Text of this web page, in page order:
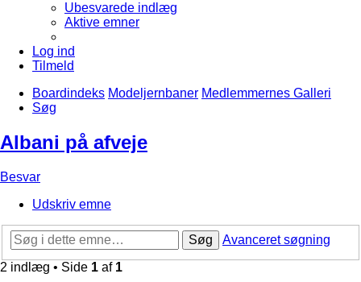
Ubesvarede indlæg
Aktive emner
Log ind
Tilmeld
Boardindeks Modeljernbaner Medlemmernes Galleri
Søg
Albani på afveje
Besvar
Udskriv emne
Søg
Avanceret søgning
2 indlæg • Side 1 af 1